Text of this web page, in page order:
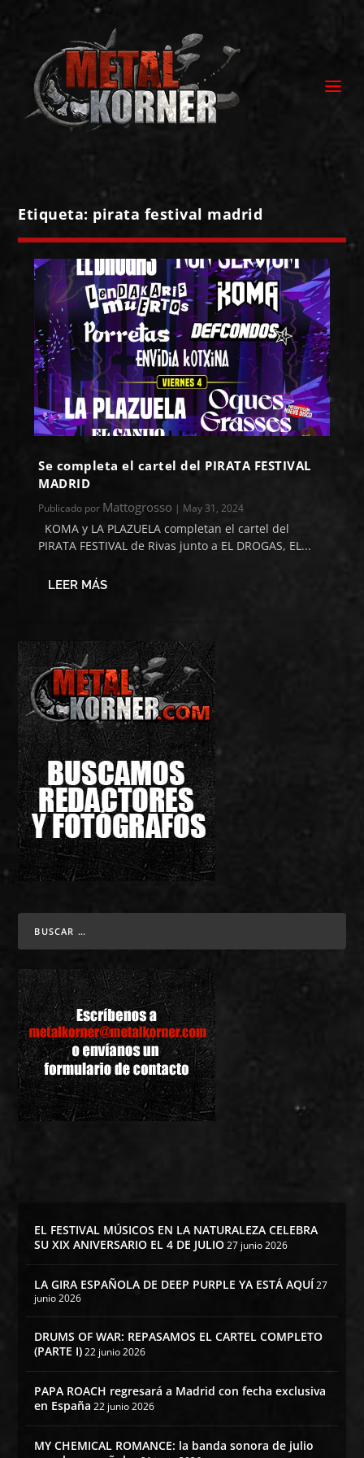
Etiqueta: pirata festival madrid
Se completa el cartel del PIRATA FESTIVAL
MADRID
Publicado por Mattogrosso | May 31, 2024
KOMA y LA PLAZUELA completan el cartel del
PIRATA FESTIVAL de Rivas junto a EL DROGAS, EL...
LEER MÁS
EL FESTIVAL MÚSICOS EN LA NATURALEZA CELEBRA
SU XIX ANIVERSARIO EL 4 DE JULIO 27 junio 2026
LA GIRA ESPAÑOLA DE DEEP PURPLE YA ESTÁ AQUÍ27
junio 2026
DRUMS OF WAR: REPASAMOS EL CARTEL COMPLETO
(PARTE I) 22 junio 2026
PAPA ROACH regresará a Madrid con fecha exclusiva
en España 22 junio 2026
MY CHEMICAL ROMANCE: la banda sonora de julio